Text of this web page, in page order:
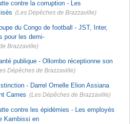
contre la corruption - Les
(Les Dépêches de Brazzaville)
du Congo de football - JST, Inter,
pour les demi-
Brazzaville)
publique - Ollombo réceptionne son
Dépêches de Brazzaville)
- Darrel Ornelle Elion Assiana
Cames (Les Dépêches de Brazzaville)
contre les épidémies - Les employés
Kambissi en